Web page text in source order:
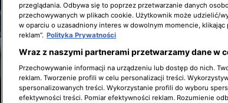
przeglądania. Odbywa się to poprzez przetwarzanie danych
przechowywanych w plikach cookie. Użytkownik może udzielić/
w oparciu o uzasadniony interes w dowolnym momencie, klikając
reklam”. Polityka Prywatności
Wraz z naszymi partnerami przetwarzamy dane w
Przechowywanie informacji na urządzeniu lub dostęp do nich.
reklam. Tworzenie profili w celu personalizacji treści.
spersonalizowanych treści. Wykorzystanie profili do wyboru
efektywności treści. Pomiar efektywności reklam. Rozumienie